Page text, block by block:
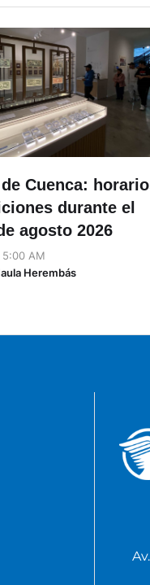
Cuenca:
durante el
agosto 2026
5:00 AM
Herembás